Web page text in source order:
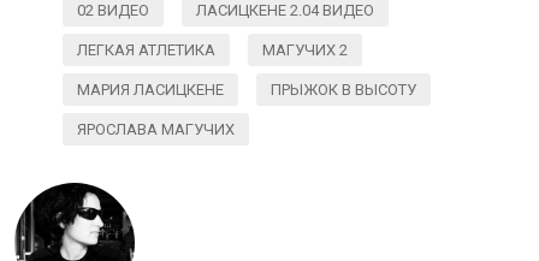
02 ВИДЕО ЛАСИЦКЕНЕ 2.04 ВИДЕО
ЛЕГКАЯ АТЛЕТИКА МАГУЧИХ 2
МАРИЯ ЛАСИЦКЕНЕ ПРЫЖОК В ВЫСОТУ
ЯРОСЛАВА МАГУЧИХ